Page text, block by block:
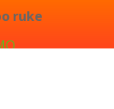
ruke